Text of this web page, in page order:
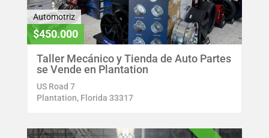
Automotriz
$450.000
Taller Mecánico y Tienda de Auto Partes
se Vende en Plantation
US Road 7
Plantation, Florida 33317